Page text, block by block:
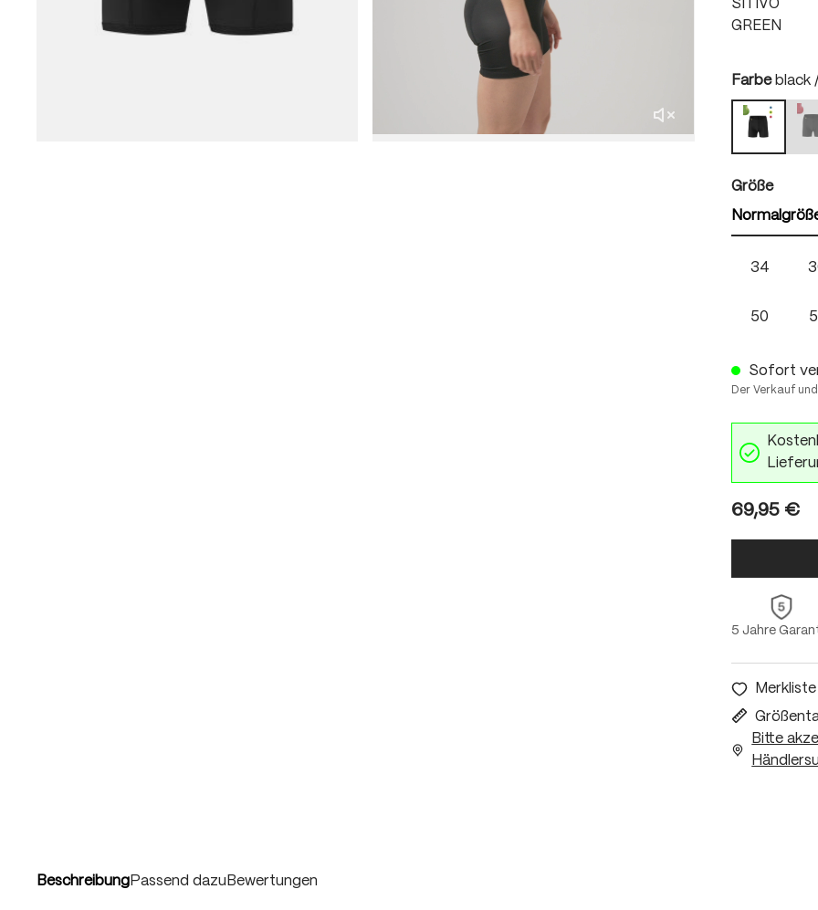
SITIVO
GREEN
Farbe black
black /
Größe
34
50
Sofort
Der Verkauf
69,95 €
5 Jahre
Merkliste
Bitte
Beschreibung Passend dazu Bewertungen